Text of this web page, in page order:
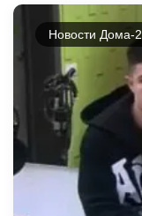
Новости Дома-2